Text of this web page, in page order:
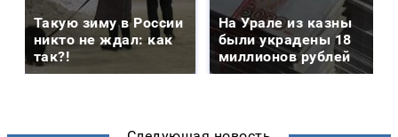
Такую зиму в России
никто не ждал: как
так?!
На Урале из казны
были украдены 18
миллионов рублей